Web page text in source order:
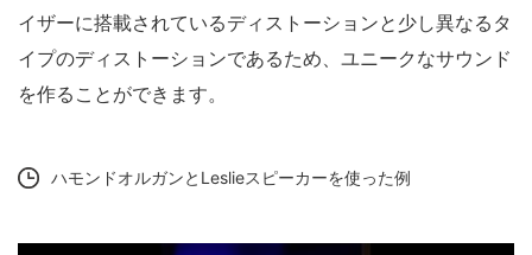
イザーに搭載されているディストーションと少し異なるタ
イプのディストーションであるため、ユニークなサウンド
を作ることができます。
ハモンドオルガンとLeslieスピーカーを使った例